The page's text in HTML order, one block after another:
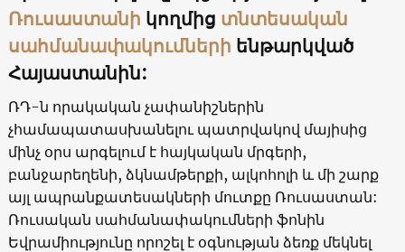
Ռուսաստանի կողմից տնտեսական
սահմանափակումների ենթարկված
Հայաստանին:
ՌԴ-ն որակական չափանիշներին
չհամապատասխանելու պատրվակով մայիսից
մինչ օրս արգելում է հայկական մրգերի,
բանջարեղենի, ձկնամթերքի, ալկոհոլի և մի շարք
այլ ապրանքատեսակների մուտքը Ռուսաստան:
Ռուսական սահմանափակումների ֆոնին
Եվրամիությունը որոշել է օգնության ձեռք մեկնել